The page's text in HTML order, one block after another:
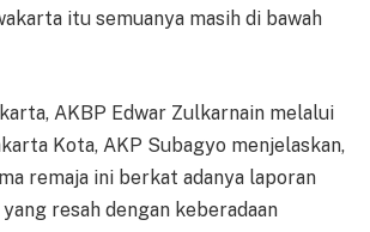
itu semuanya masih di bawah
AKBP Edwar Zulkarnain melalui
Kota, AKP Subagyo menjelaskan,
remaja ini berkat adanya laporan
resah dengan keberadaan